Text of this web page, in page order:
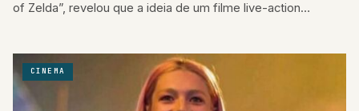
of Zelda”, revelou que a ideia de um filme live-action
CINEMA